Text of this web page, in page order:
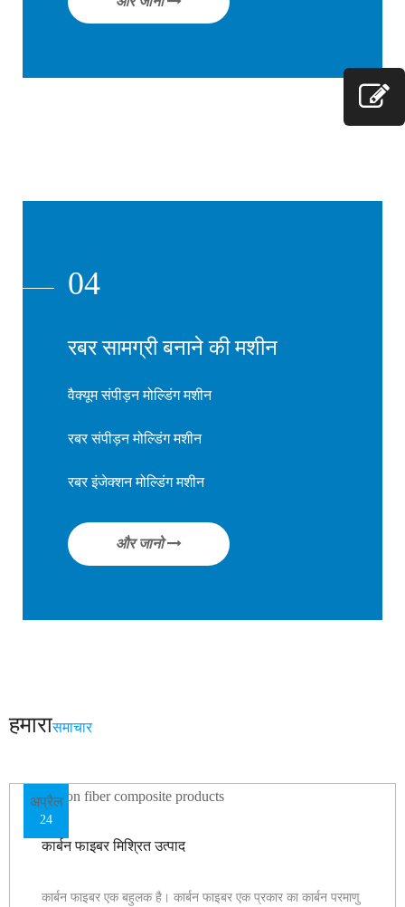
04
रबर सामग्री बनाने की मशीन
वैक्यूम संपीड़न मोल्डिंग मशीन
रबर संपीड़न मोल्डिंग मशीन
रबर इंजेक्शन मोल्डिंग मशीन
और जानो
हमारासमाचार
अप्रैल
24
कार्बन फाइबर मिश्रित उत्पाद
कार्बन फाइबर एक बहुलक है। कार्बन फाइबर एक प्रकार का कार्बन परमाणु